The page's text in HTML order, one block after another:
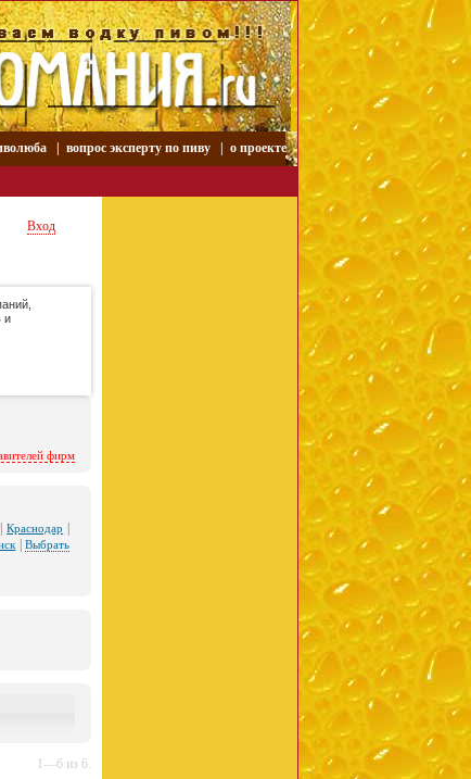
вопрос эксперту по пиву о проекте
Вход
и
фирм
|Краснодар
|Выбрать
1—6 из 6.